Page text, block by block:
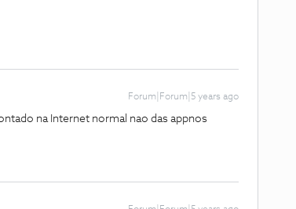
Forum|Forum|5 years ago
na Internet normal nao das appnos